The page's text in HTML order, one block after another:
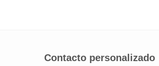
Contacto personalizado